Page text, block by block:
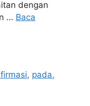
dengan
… Baca
, pada,